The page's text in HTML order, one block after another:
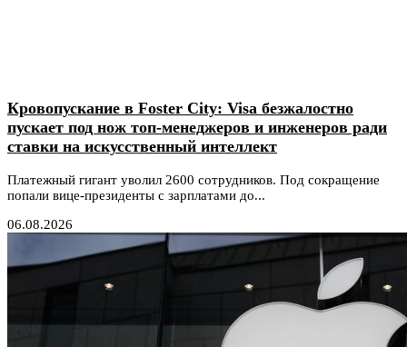
Кровопускание в Foster City: Visa безжалостно
пускает под нож топ-менеджеров и инженеров ради
ставки на искусственный интеллект
Платежный гигант уволил 2600 сотрудников. Под сокращение
попали вице-президенты с зарплатами до...
06.08.2026